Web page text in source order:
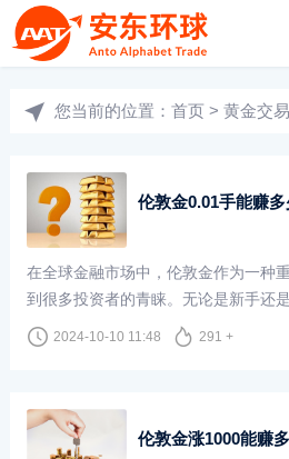
您当前的位置： 首页 > 黄金交
伦敦金0.01手能赚多
在全球金融市场中，伦敦金作为一种
到很多投资者的青睐。无论是新手还
望能在这个充满机遇的市场中获取丰
投资者来说，0.01手的交易量成为了
2024-10-10 11:48 291 +
伦敦金涨1000能赚